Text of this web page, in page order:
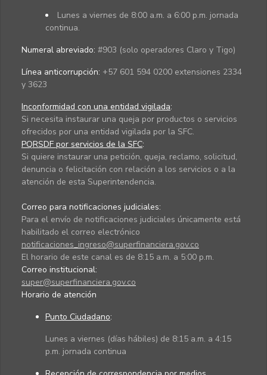
Lunes a viernes de 8:00 a.m. a 6:00 p.m. jornada
continua.
Numeral abreviado: #903 (solo operadores Claro y Tigo)
Línea anticorrupción: +57 601 594 0200 extensiones 2334
y 3623
Inconformidad con una entidad vigilada:
Si necesita instaurar una queja por productos o servicios
ofrecidos por una entidad vigilada por la SFC.
PQRSDF por servicios de la SFC:
Si quiere instaurar una petición, queja, reclamo, solicitud,
denuncia o felicitación con relación a los servicios o a la
atención de esta Superintendencia.
Correo para notificaciones judiciales:
Para el envío de notificaciones judiciales únicamente está
habilitado el correo electrónico
notificaciones_ingreso@superfinanciera.gov.co
El horario de este canal es de 8:15 a.m. a 5:00 p.m.
Correo institucional:
super@superfinanciera.gov.co
Horario de atención
Punto Ciudadano:
Lunes a viernes (días hábiles) de 8:15 a.m. a 4:15
p.m. jornada continua